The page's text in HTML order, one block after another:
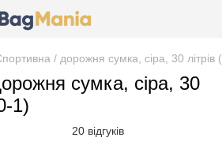
/ дорожня сумка, сіра, 30 літрів
сумка, сіра, 30
1)
20 відгуків